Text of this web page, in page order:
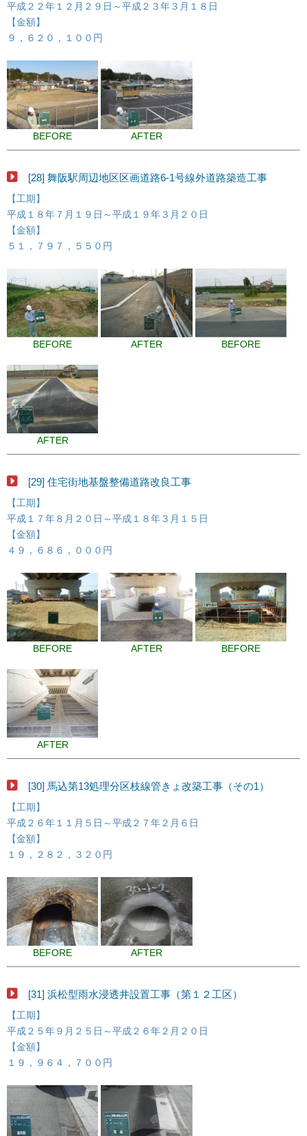
平成２２年１２月２９日～平成２３年３月１８日
【金額】
９，６２０，１００円
BEFORE AFTER
[28] 舞阪駅周辺地区区画道路6-1号線外道路築造工事
【工期】
平成１８年７月１９日～平成１９年３月２０日
【金額】
５１，７９７，５５０円
BEFORE AFTER BEFORE
AFTER
[29] 住宅街地基盤整備道路改良工事
【工期】
平成１７年８月２０日～平成１８年３月１５日
【金額】
４９，６８６，０００円
BEFORE AFTER BEFORE
AFTER
[30] 馬込第13処理分区枝線管きょ改築工事（その1）
【工期】
平成２６年１１月５日～平成２７年２月６日
【金額】
１９，２８２，３２０円
BEFORE AFTER
[31] 浜松型雨水浸透井設置工事（第１２工区）
【工期】
平成２５年９月２５日～平成２６年２月２０日
【金額】
１９，９６４，７００円